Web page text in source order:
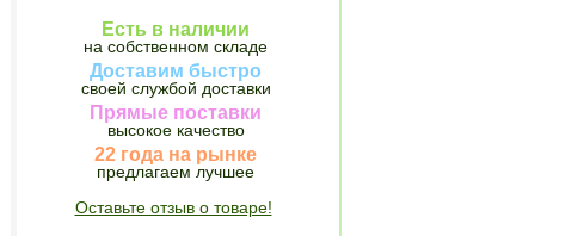
Есть в наличии
на собственном складе
Доставим быстро
своей службой доставки
Прямые поставки
высокое качество
22 года на рынке
предлагаем лучшее
Оставьте отзыв о товаре!